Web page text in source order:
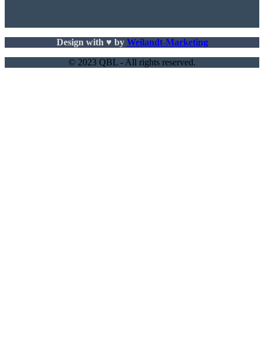
Design with ♥ by Weilandt-Marketing
© 2023 QBL - All rights reserved.